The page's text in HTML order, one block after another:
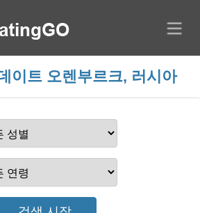
이트 오렌부르크, 러시아